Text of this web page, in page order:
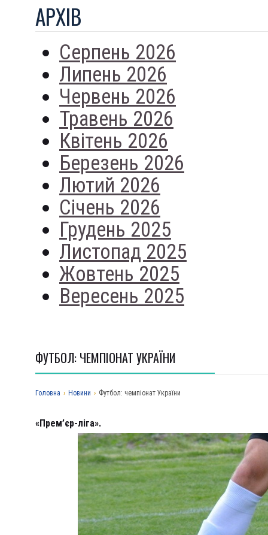
АРХIВ
Серпень 2026
Липень 2026
Червень 2026
Травень 2026
Квітень 2026
Березень 2026
Лютий 2026
Січень 2026
Грудень 2025
Листопад 2025
Жовтень 2025
Вересень 2025
ФУТБОЛ: ЧЕМПІОНАТ УКРАЇНИ
Головна › Новини › Футбол: чемпіонат України
«Прем’єр-ліга».